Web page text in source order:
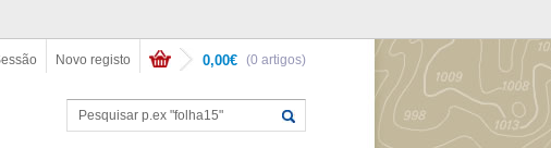
(0 artigos)
0,00€
Novo registo